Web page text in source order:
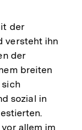
der
versteht ihn
der
breiten
sich
sozial in
allem im